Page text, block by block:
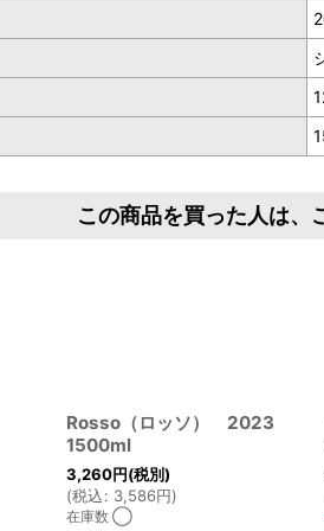
この商品を買った人は、
Rosso（ロッソ） 2023
1500ml
3,260円(税別)
(税込: 3,586円)
在庫数 ◯